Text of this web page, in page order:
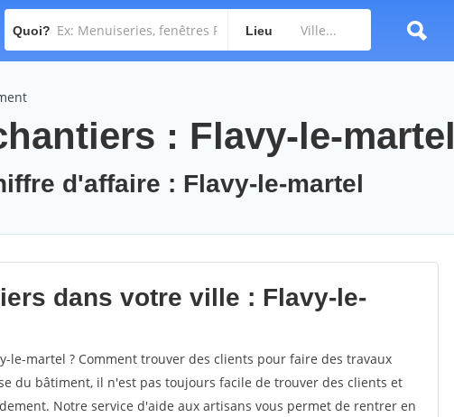
Quoi? Lieu
: Flavy-le-martel
d'affaire : Flavy-le-martel
dans votre ville : Flavy-le-
le-martel ? Comment trouver des clients pour faire des travaux
du bâtiment, il n'est pas toujours facile de trouver des clients et
Notre service d'aide aux artisans vous permet de rentrer en